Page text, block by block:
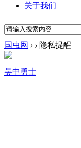
关于我们
国虫网 › › 隐私提醒
吴中勇士